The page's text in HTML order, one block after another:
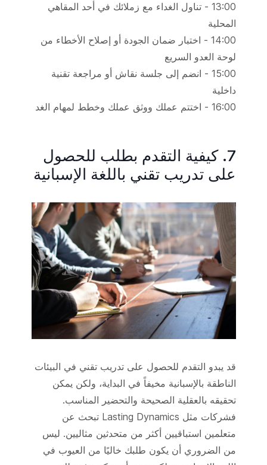
13:00 - تناول الغداء مع زملائك في أحد المقاهي
المحلية
14:00 - اختبار ضمان الجودة أو إصلاح الأخطاء من
لوحة العدو السريع
15:00 - انضم إلى جلسة نقاش أو مراجعة تقنية
داخلية
16:00 - اختتم عملك ووثق عملك وخطط لمهام الغد
7. كيفية التقدم بطلب للحصول
على تدريب تقني باللغة الإسبانية
قد يبدو التقدم للحصول على تدريب تقني في البيئات
الناطقة بالإسبانية مخيفاً في البداية، ولكن يمكن
تحقيقه بالعقلية الصحيحة والتحضير المناسب.
فشركات مثل Lasting Dynamics تبحث عن
متعلمين استباقيين أكثر من متحدثين مثاليين. ليس
من الضروري أن يكون طلبك خاليًا من العيوب في